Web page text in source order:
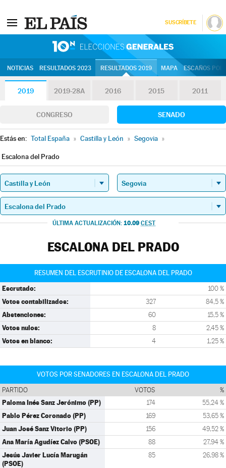
SUSCRÍBETE
NOTICIAS RESULTADOS 2023 RESULTADOS 2019 MAPA ESCAÑOS
2019 2019-28A 2016 2015 2011
CONGRESO SENADO
Estás en: Total España » Castilla y León » Segovia »
Escalona del Prado
ÚLTIMA ACTUALIZACIÓN: 10.09 CEST
ESCALONA DEL PRADO
RESUMEN DEL ESCRUTINIO DE ESCALONA DEL PRADO
Escrutado: 100 %
Votos contabilizados: 327 84,5 %
Abstenciones: 60 15,5 %
Votos nulos: 8 2,45 %
Votos en blanco: 4 1,25 %
VOTOS POR SENADORES EN ESCALONA DEL PRADO
PARTIDO VOTOS %
Paloma Inés Sanz Jerónimo (PP) 174 55,24 %
Pablo Pérez Coronado (PP) 169 53,65 %
Juan José Sanz Vitorio (PP) 156 49,52 %
Ana María Agudíez Calvo (PSOE) 88 27,94 %
Jesús Javier Lucía Marugán
(PSOE)
85 26,98 %